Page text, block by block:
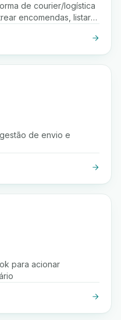
de courier/logística
encomendas, listar
de envio e
para acionar